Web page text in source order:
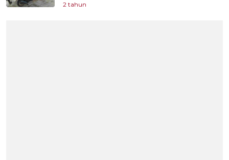
2 tahun